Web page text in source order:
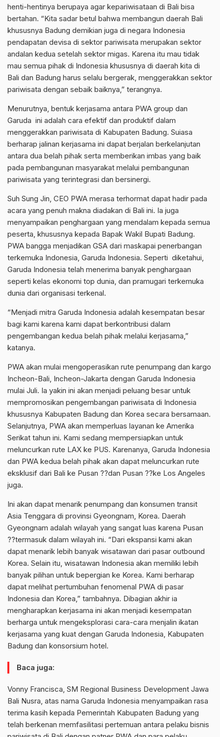
henti-hentinya berupaya agar kepariwisataan di Bali bisa
bertahan. “Kita sadar betul bahwa membangun daerah Bali
khususnya Badung demikian juga di negara Indonesia
pendapatan devisa di sektor pariwisata merupakan sektor
andalan kedua setelah sektor migas. Karena itu mau tidak
mau semua pihak di Indonesia khususnya di daerah kita di
Bali dan Badung harus selalu bergerak, menggerakkan sektor
pariwisata dengan sebaik baiknya,” terangnya.
Menurutnya, bentuk kerjasama antara PWA group dan
Garuda ini adalah cara efektif dan produktif dalam
menggerakkan pariwisata di Kabupaten Badung. Suiasa
berharap jalinan kerjasama ini dapat berjalan berkelanjutan
antara dua belah pihak serta memberikan imbas yang baik
pada pembangunan masyarakat melalui pembangunan
pariwisata yang terintegrasi dan bersinergi.
Suh Sung Jin, CEO PWA merasa terhormat dapat hadir pada
acara yang penuh makna diadakan di Bali ini. Ia juga
menyampaikan penghargaan yang mendalam kepada semua
peserta, khususnya kepada Bapak Wakil Bupati Badung.
PWA bangga menjadikan GSA dari maskapai penerbangan
terkemuka Indonesia, Garuda Indonesia. Seperti diketahui,
Garuda Indonesia telah menerima banyak penghargaan
seperti kelas ekonomi top dunia, dan pramugari terkemuka
dunia dari organisasi terkenal.
“Menjadi mitra Garuda Indonesia adalah kesempatan besar
bagi kami karena kami dapat berkontribusi dalam
pengembangan kedua belah pihak melalui kerjasama,”
katanya.
PWA akan mulai mengoperasikan rute penumpang dan kargo
Incheon-Bali, Incheon-Jakarta dengan Garuda Indonesia
mulai Juli. Ia yakin ini akan menjadi peluang besar untuk
mempromosikan pengembangan pariwisata di Indonesia
khususnya Kabupaten Badung dan Korea secara bersamaan.
Selanjutnya, PWA akan memperluas layanan ke Amerika
Serikat tahun ini. Kami sedang mempersiapkan untuk
meluncurkan rute LAX ke PUS. Karenanya, Garuda Indonesia
dan PWA kedua belah pihak akan dapat meluncurkan rute
eksklusif dari Bali ke Pusan ??dan Pusan ??ke Los Angeles
juga.
Ini akan dapat menarik penumpang dan konsumen transit
Asia Tenggara di provinsi Gyeongnam, Korea. Daerah
Gyeongnam adalah wilayah yang sangat luas karena Pusan
??termasuk dalam wilayah ini. “Dari ekspansi kami akan
dapat menarik lebih banyak wisatawan dari pasar outbound
Korea. Selain itu, wisatawan Indonesia akan memiliki lebih
banyak pilihan untuk bepergian ke Korea. Kami berharap
dapat melihat pertumbuhan fenomenal PWA di pasar
Indonesia dan Korea,” tambahnya. Dibagian akhir ia
mengharapkan kerjasama ini akan menjadi kesempatan
berharga untuk mengeksplorasi cara-cara menjalin ikatan
kerjasama yang kuat dengan Garuda Indonesia, Kabupaten
Badung dan konsorsium hotel.
Baca juga:
Vonny Francisca, SM Regional Business Development Jawa
Bali Nusra, atas nama Garuda Indonesia menyampaikan rasa
terima kasih kepada Pemerintah Kabupaten Badung yang
telah berkenan memfasilitasi pertemuan antara pelaku bisnis